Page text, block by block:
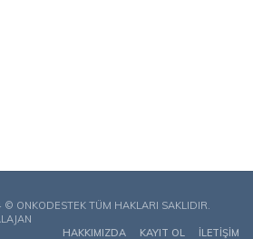
© ONKODESTEK TÜM HAKLARI SAKLIDIR.
HAKKIMIZDA
KAYIT OL İLETIŞIM